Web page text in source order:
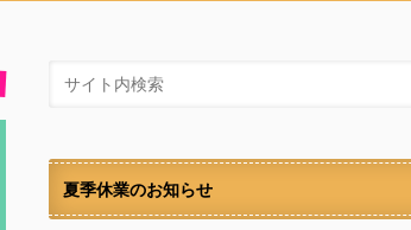
夏季休業のお知らせ